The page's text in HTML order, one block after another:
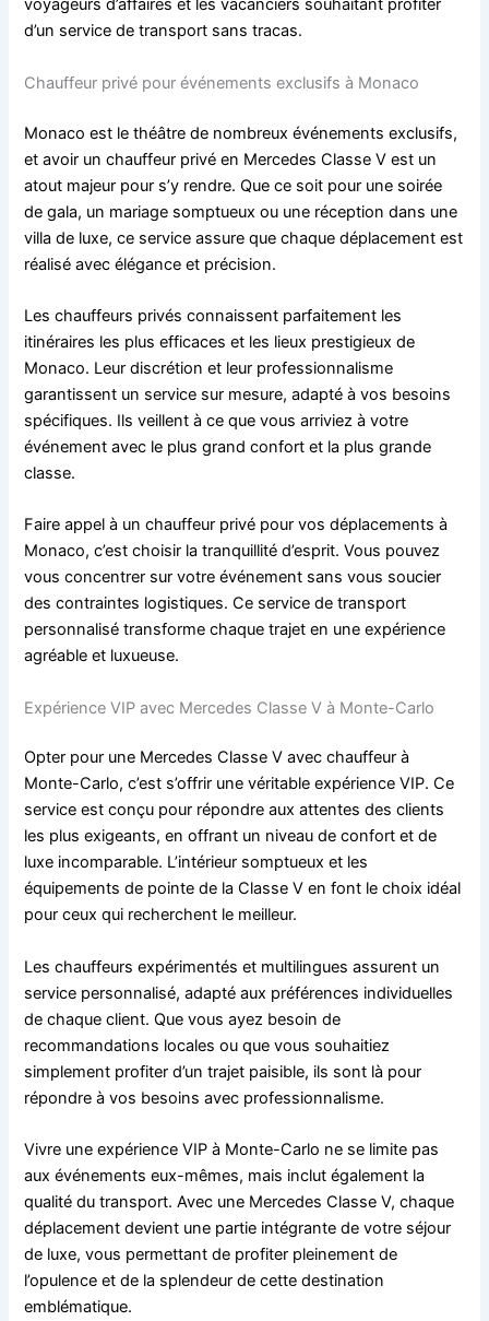
voyageurs d’affaires et les vacanciers souhaitant profiter
d’un service de transport sans tracas.
Chauffeur privé pour événements exclusifs à Monaco
Monaco est le théâtre de nombreux événements exclusifs,
et avoir un chauffeur privé en Mercedes Classe V est un
atout majeur pour s’y rendre. Que ce soit pour une soirée
de gala, un mariage somptueux ou une réception dans une
villa de luxe, ce service assure que chaque déplacement est
réalisé avec élégance et précision.
Les chauffeurs privés connaissent parfaitement les
itinéraires les plus efficaces et les lieux prestigieux de
Monaco. Leur discrétion et leur professionnalisme
garantissent un service sur mesure, adapté à vos besoins
spécifiques. Ils veillent à ce que vous arriviez à votre
événement avec le plus grand confort et la plus grande
classe.
Faire appel à un chauffeur privé pour vos déplacements à
Monaco, c’est choisir la tranquillité d’esprit. Vous pouvez
vous concentrer sur votre événement sans vous soucier
des contraintes logistiques. Ce service de transport
personnalisé transforme chaque trajet en une expérience
agréable et luxueuse.
Expérience VIP avec Mercedes Classe V à Monte-Carlo
Opter pour une Mercedes Classe V avec chauffeur à
Monte-Carlo, c’est s’offrir une véritable expérience VIP. Ce
service est conçu pour répondre aux attentes des clients
les plus exigeants, en offrant un niveau de confort et de
luxe incomparable. L’intérieur somptueux et les
équipements de pointe de la Classe V en font le choix idéal
pour ceux qui recherchent le meilleur.
Les chauffeurs expérimentés et multilingues assurent un
service personnalisé, adapté aux préférences individuelles
de chaque client. Que vous ayez besoin de
recommandations locales ou que vous souhaitiez
simplement profiter d’un trajet paisible, ils sont là pour
répondre à vos besoins avec professionnalisme.
Vivre une expérience VIP à Monte-Carlo ne se limite pas
aux événements eux-mêmes, mais inclut également la
qualité du transport. Avec une Mercedes Classe V, chaque
déplacement devient une partie intégrante de votre séjour
de luxe, vous permettant de profiter pleinement de
l’opulence et de la splendeur de cette destination
emblématique.